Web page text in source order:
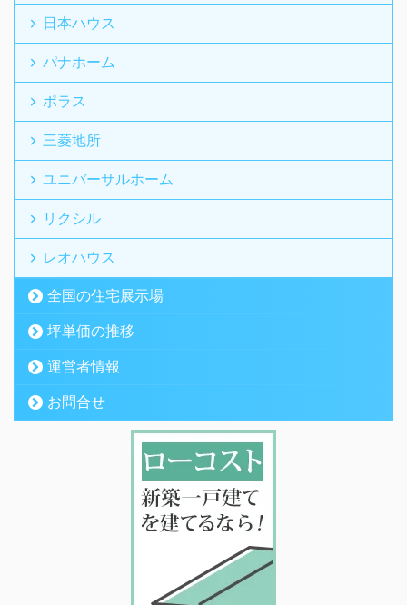
日本ハウス
パナホーム
ポラス
三菱地所
ユニバーサルホーム
リクシル
レオハウス
全国の住宅展示場
坪単価の推移
運営者情報
お問合せ